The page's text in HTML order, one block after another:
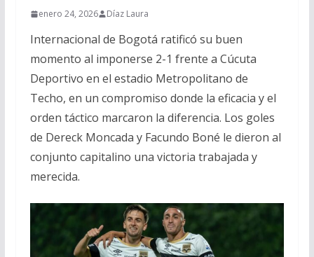
enero 24, 2026 Díaz Laura
Internacional de Bogotá ratificó su buen
momento al imponerse 2-1 frente a Cúcuta
Deportivo en el estadio Metropolitano de
Techo, en un compromiso donde la eficacia y el
orden táctico marcaron la diferencia. Los goles
de Dereck Moncada y Facundo Boné le dieron al
conjunto capitalino una victoria trabajada y
merecida.